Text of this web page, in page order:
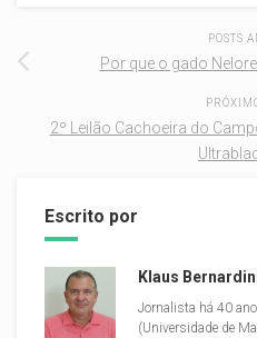
POSTS
Por que o gado
2º Leilão Cachoeira do
Escrito por
Klaus
Jornalista há 40
(Universidade de